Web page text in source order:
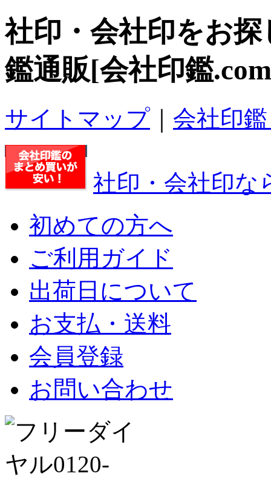
社印・会社印をお
鑑通販[会社印鑑
サイトマップ 会社印
社印・会社印な
初めての方へ
ご利用ガイド
出荷日について
お支払・送料
会員登録
お問い合わせ